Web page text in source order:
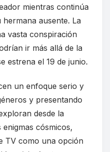
mientras continúa
ausente. La
vasta conspiración
ir más allá de la
estrena el 19 de junio.
un enfoque serio y
y presentando
desde la
cósmicos,
TV como una opción